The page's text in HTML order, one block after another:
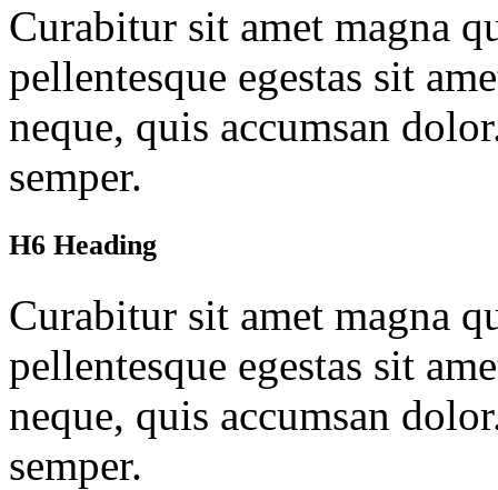
Curabitur sit amet magna
pellentesque egestas sit
neque, quis accumsan
semper.
H6 Heading
Curabitur sit amet magna
pellentesque egestas sit
neque, quis accumsan
semper.